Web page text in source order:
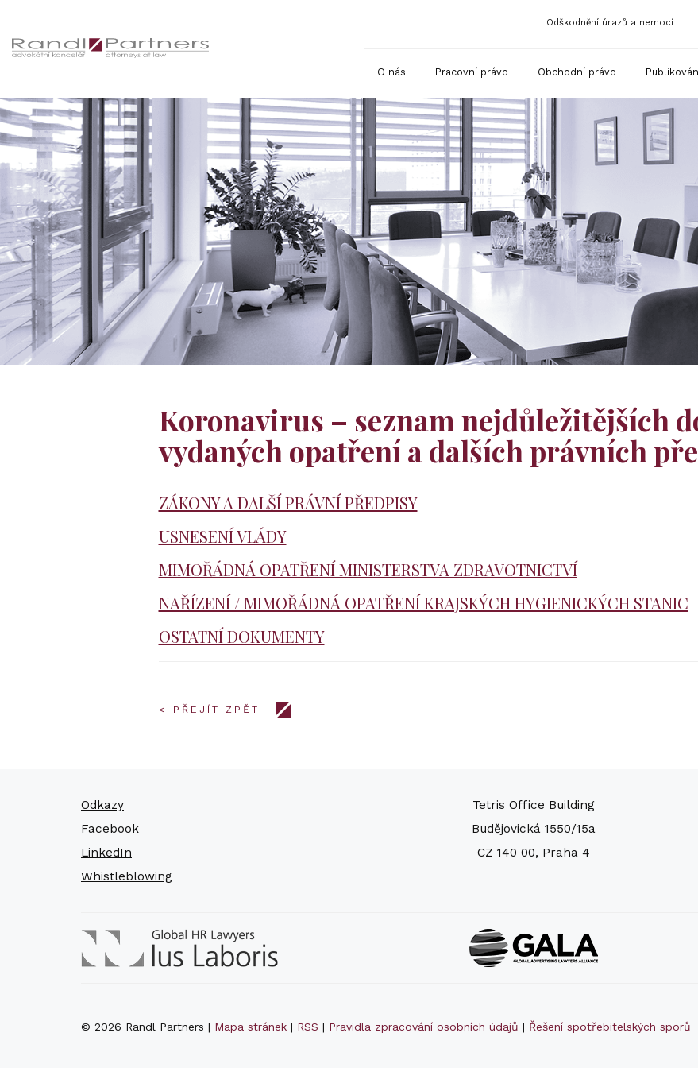
Odškodnění úrazů a nemocí
O nás Pracovní právo Obchodní právo
Koronavirus – seznam nejdůležitějších
vydaných opatření a dalších právních
ZÁKONY A DALŠÍ PRÁVNÍ PŘEDPISY
USNESENÍ VLÁDY
MIMOŘÁDNÁ OPATŘENÍ MINISTERSTVA ZDRAVOTNICTVÍ
NAŘÍZENÍ / MIMOŘÁDNÁ OPATŘENÍ KRAJSKÝCH HYGIENICKÝCH STANIC
OSTATNÍ DOKUMENTY
< PŘEJÍT ZPĚT
Odkazy
Facebook
LinkedIn
Whistleblowing
Tetris Office Building
Budějovická 1550/15a
CZ 140 00, Praha 4
© 2026 Randl Partners | Mapa stránek | RSS | Pravidla zpracování osobních údajů | Řešení spotřebitelských sporů